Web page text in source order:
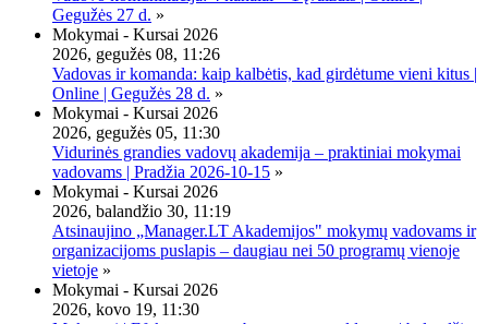
Gegužės 27 d. »
Mokymai - Kursai 2026
2026, gegužės 08, 11:26
Vadovas ir komanda: kaip kalbėtis, kad girdėtume vieni kitus |
Online | Gegužės 28 d. »
Mokymai - Kursai 2026
2026, gegužės 05, 11:30
Vidurinės grandies vadovų akademija – praktiniai mokymai
vadovams | Pradžia 2026-10-15 »
Mokymai - Kursai 2026
2026, balandžio 30, 11:19
Atsinaujino „Manager.LT Akademijos" mokymų vadovams ir
organizacijoms puslapis – daugiau nei 50 programų vienoje
vietoje »
Mokymai - Kursai 2026
2026, kovo 19, 11:30